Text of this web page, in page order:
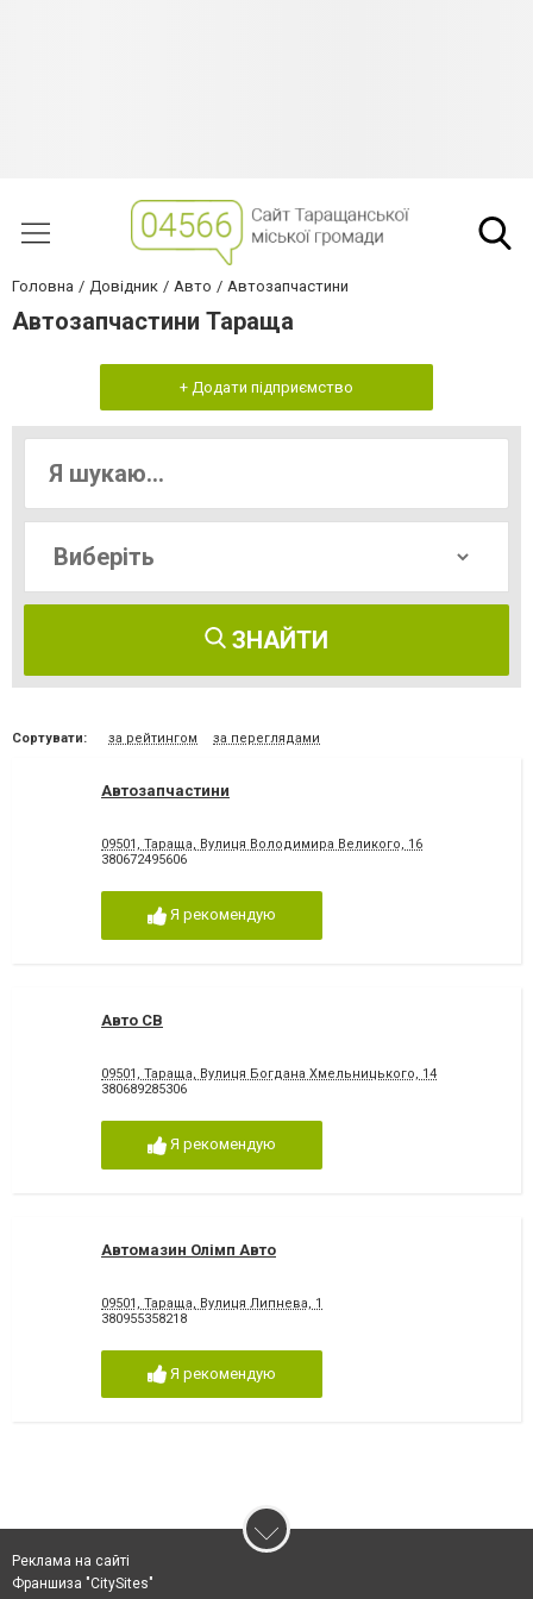
Головна Довідник Авто Автозапчастини
Автозапчастини Тараща
+ Додати підприємство
ЗНАЙТИ
Сортувати: за рейтингом за переглядами
Автозапчастини
09501, Тараща, Вулиця Володимира Великого, 16
380672495606
Я рекомендую
Авто СВ
09501, Тараща, Вулиця Богдана Хмельницького, 14
380689285306
Я рекомендую
Автомазин Олімп Авто
09501, Тараща, Вулиця Липнева, 1
380955358218
Я рекомендую
Реклама на сайті
Франшиза "CitySites"